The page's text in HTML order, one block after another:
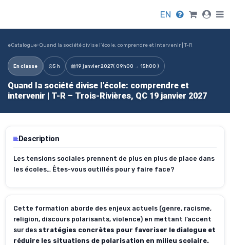
EN
eCatalogue›Quand la société divise l'école: comprendre et intervenir | T-R
En classe 5 h 19 janvier 2027( 09h00 → 15h00 )
Quand la société divise l'école: comprendre et
intervenir | T-R – Trois-Rivières, QC 19 janvier 2027
Description
Les tensions sociales prennent de plus en plus de place dans
les écoles… Êtes-vous outillés pour y faire face?
Cette formation aborde des enjeux actuels (genre, racisme,
religion, discours polarisants, violence) en mettant l’accent
sur des stratégies concrètes pour favoriser le dialogue et
réduire les situations de polarisation en milieu scolaire.